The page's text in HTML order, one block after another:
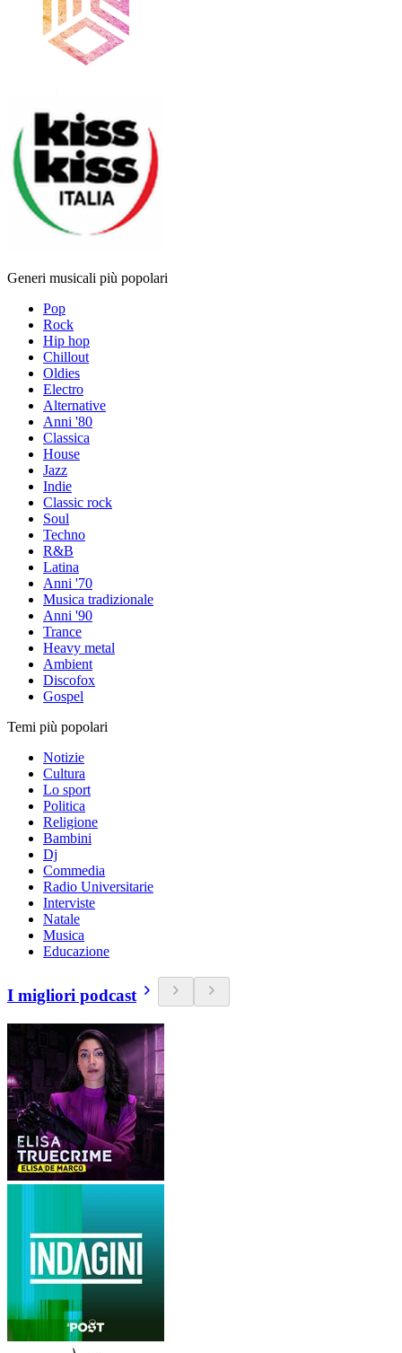
Generi musicali più popolari
Pop
Rock
Hip hop
Chillout
Oldies
Electro
Alternative
Anni '80
Classica
House
Jazz
Indie
Classic rock
Soul
Techno
R&B
Latina
Anni '70
Musica tradizionale
Anni '90
Trance
Heavy metal
Ambient
Discofox
Gospel
Temi più popolari
Notizie
Cultura
Lo sport
Politica
Religione
Bambini
Dj
Commedia
Radio Universitarie
Interviste
Natale
Musica
Educazione
I migliori podcast